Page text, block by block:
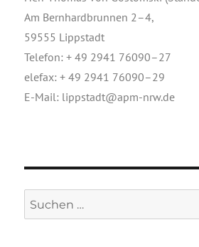
Am Bern­hard­brun­nen 2–4,
59555 Lippstadt
Tele­fon: + 49 2941 76090–27
ele­fax: + 49 2941 76090–29
E‑Mail: lippstadt@apm-nrw.de